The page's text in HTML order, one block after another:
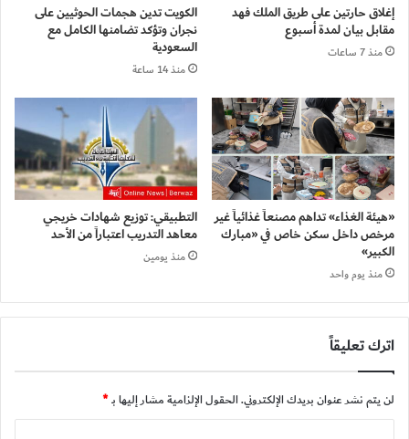
إغلاق حارتين على طريق الملك فهد
مقابل بيان لمدة أسبوع
منذ 7 ساعات
الكويت تدين هجمات الحوثيين على
نجران وتؤكد تضامنها الكامل مع
السعودية
منذ 14 ساعة
«هيئة الغذاء» تداهم مصنعاً غذائياً غير
مرخص داخل سكن خاص في «مبارك
الكبير»
منذ يوم واحد
التطبيقي: توزيع شهادات خريجي
معاهد التدريب اعتباراً من الأحد
منذ يومين
اترك تعليقاً
لن يتم نشر عنوان بريدك الإلكتروني.الحقول الإلزامية مشار إليها بـ*